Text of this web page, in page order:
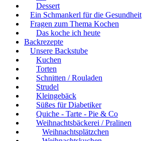
Dessert
Ein Schmankerl für die Gesundheit
Fragen zum Thema Kochen
Das koche ich heute
Backrezepte
Unsere Backstube
Kuchen
Torten
Schnitten / Rouladen
Strudel
Kleingebäck
Süßes für Diabetiker
Quiche - Tarte - Pie & Co
Weihnachtsbäckerei / Pralinen
Weihnachtsplätzchen